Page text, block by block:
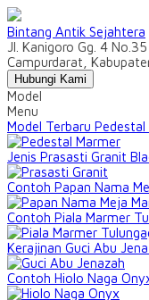
Bintang Antik Sejahtera
Jl. Kanigoro Gg. 4
Campurdarat,
Hubungi Kami
Model
Menu
Model Terbaru
Jenis Prasasti Granit
Contoh Papan Nama
Contoh Piala Marmer
Kerajinan Guci Abu
Contoh Hiolo Naga